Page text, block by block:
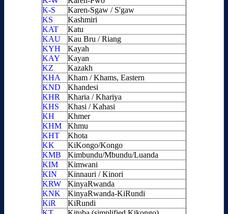
K-S
Karen-Sgaw / S'gaw
KS
Kashmiri
KAT
Katu
KAU
Kau Bru / Riang
KYH
Kayah
KAY
Kayan
KZ
Kazakh
KHA
Kham / Khams, Eastern
KND
Khandesi
KHR
Kharia / Khariya
KHS
Khasi / Kahasi
KH
Khmer
KHM
Khmu
KHT
Khota
KK
KiKongo/Kongo
KMB
Kimbundu/Mbundu/Luanda
KIM
Kimwani
KIN
Kinnauri / Kinori
KRW
KinyaRwanda
KNK
KinyaRwanda-KiRundi
KiR
KiRundi